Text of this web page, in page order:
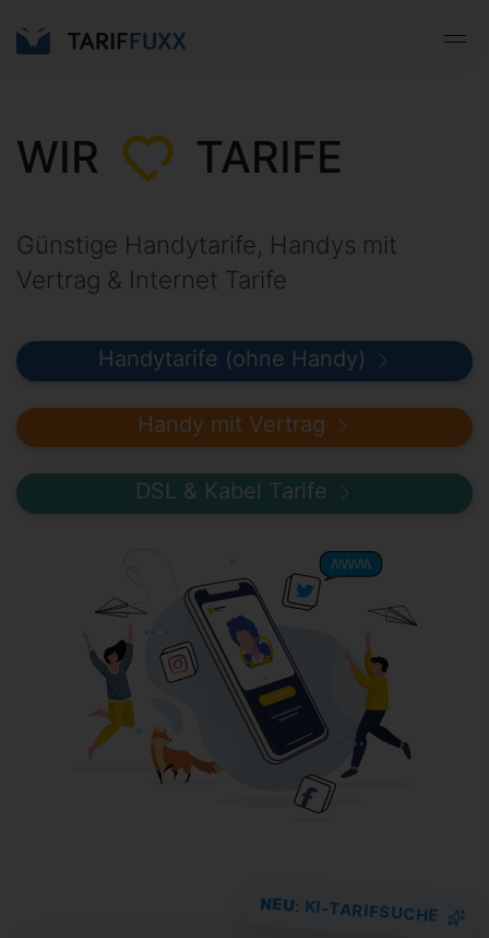
WIR TARIFE
Günstige Handytarife, Handys mit
Vertrag & Internet Tarife
Handytarife (ohne Handy)
Handy mit Vertrag
DSL & Kabel Tarife
NEU: KI-TARIFSUCHE